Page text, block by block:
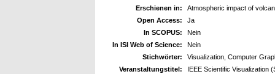
Erschienen in:
Atmospheric impact of
Open Access:
Ja
In SCOPUS:
Nein
In ISI Web of Science:
Nein
Stichwörter:
Visualization, Computer
Veranstaltungstitel:
IEEE Scientific Visualization